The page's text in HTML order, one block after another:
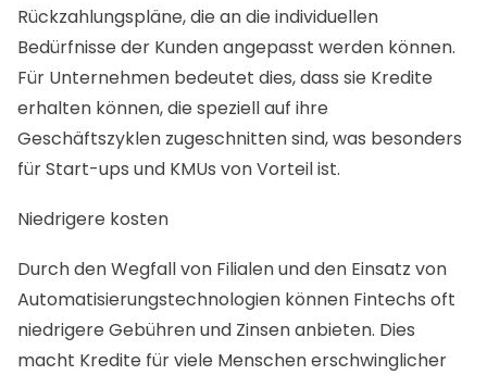
Rückzahlungspläne, die an die individuellen
Bedürfnisse der Kunden angepasst werden können.
Für Unternehmen bedeutet dies, dass sie Kredite
erhalten können, die speziell auf ihre
Geschäftszyklen zugeschnitten sind, was besonders
für Start-ups und KMUs von Vorteil ist.
Niedrigere kosten
Durch den Wegfall von Filialen und den Einsatz von
Automatisierungstechnologien können Fintechs oft
niedrigere Gebühren und Zinsen anbieten. Dies
macht Kredite für viele Menschen erschwinglicher